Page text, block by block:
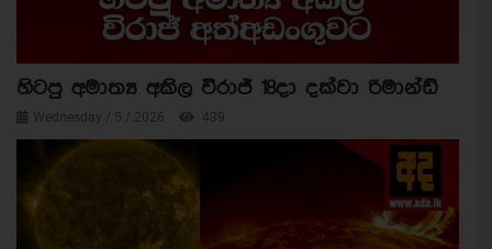
හිටපු අමාත්‍ය අකිල විරාජ් 18දා දක්වා රිමාන්ඩ්
Wednesday / 5 / 2026 439